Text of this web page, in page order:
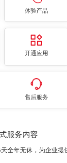
体验产品
开通应用
售后服务
服务内容
全年无休，为企业提